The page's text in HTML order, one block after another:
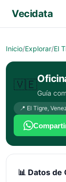
Vecidata
Inicio/Explorar/El
🇻🇪
Guía
📍 El Tigre,
📊 Datos de